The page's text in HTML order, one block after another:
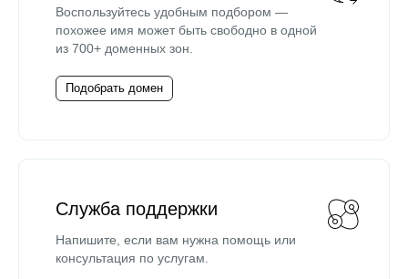
Воспользуйтесь удобным подбором —
похожее имя может быть свободно в одной
из 700+ доменных зон.
Подобрать домен
Служба поддержки
Напишите, если вам нужна помощь или
консультация по услугам.